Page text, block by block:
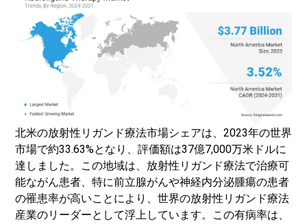
北米の放射性リガンド療法市場シェアは、2023年の世界
市場で約33.63%となり、評価額は37億7,000万米ドルに
達しました。この地域は、放射性リガンド療法で治療可
能ながん患者、特に前立腺がんや神経内分泌腫瘍の患者
の罹患率が高いことにより、世界の放射性リガンド療法
産業のリーダーとして浮上しています。この有病率は、